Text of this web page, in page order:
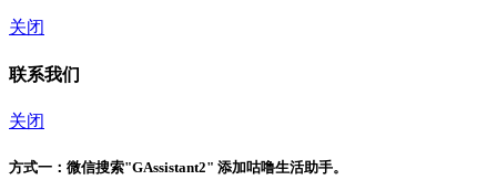
关闭
联系我们
关闭
方式一： 微信搜索"GAssistant2" 添加咕噜生活助手。